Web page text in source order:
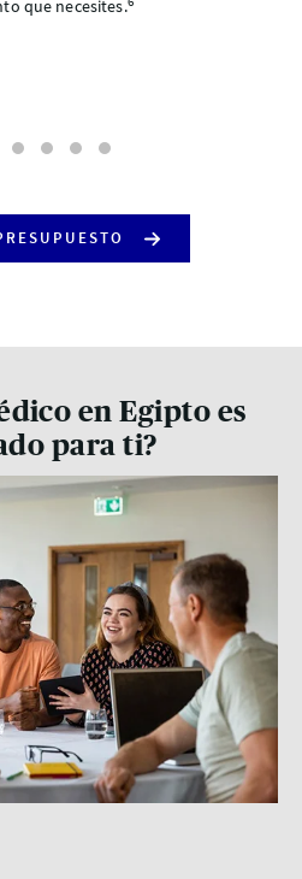
que necesites.
en Egipto es
para ti?